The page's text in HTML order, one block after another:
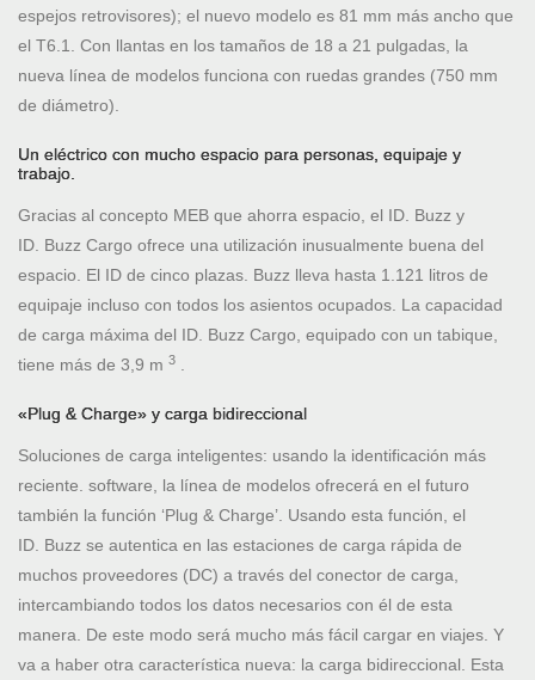
espejos retrovisores); el nuevo modelo es 81 mm más ancho que
el T6.1. Con llantas en los tamaños de 18 a 21 pulgadas, la
nueva línea de modelos funciona con ruedas grandes (750 mm
de diámetro).
Un eléctrico con mucho espacio para personas, equipaje y
trabajo.
Gracias al concepto MEB que ahorra espacio, el ID. Buzz y
ID. Buzz Cargo ofrece una utilización inusualmente buena del
espacio. El ID de cinco plazas. Buzz lleva hasta 1.121 litros de
equipaje incluso con todos los asientos ocupados. La capacidad
de carga máxima del ID. Buzz Cargo, equipado con un tabique,
tiene más de 3,9 m 3
«Plug & Charge» y carga bidireccional
Soluciones de carga inteligentes: usando la identificación más
reciente. software, la línea de modelos ofrecerá en el futuro
también la función ‘Plug & Charge’. Usando esta función, el
ID. Buzz se autentica en las estaciones de carga rápida de
muchos proveedores (DC) a través del conector de carga,
intercambiando todos los datos necesarios con él de esta
manera. De este modo será mucho más fácil cargar en viajes. Y
va a haber otra característica nueva: la carga bidireccional. Esta